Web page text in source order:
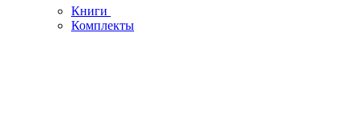
Книги
Комплекты